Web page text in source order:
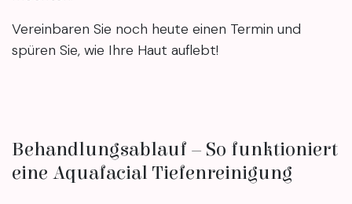
Vereinbaren Sie noch heute einen Termin und
spüren Sie, wie Ihre Haut auflebt!
Behandlungsablauf – So funktioniert
eine Aquafacial Tiefenreinigung